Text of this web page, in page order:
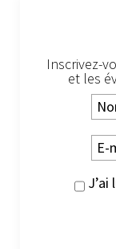
Inscrivez-
et les
J’ai